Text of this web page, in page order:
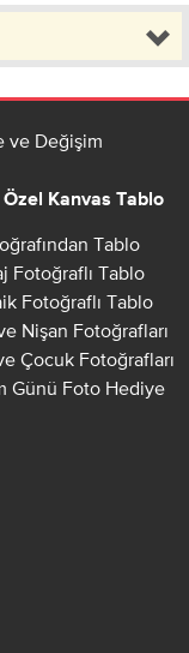
ve çağdaş bir
keşfedin!
ve Değişim
Özel Kanvas Tablo
Tablo
Fotoğraflı Tablo
Fotoğraflı Tablo
Nişan Fotoğrafları
Çocuk Fotoğrafları
Günü Foto Hediye